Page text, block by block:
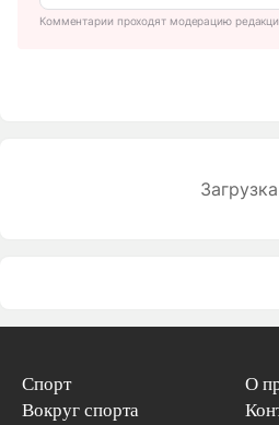
Комментарии проходят модерацию
Спорт
Вокруг спорта
О